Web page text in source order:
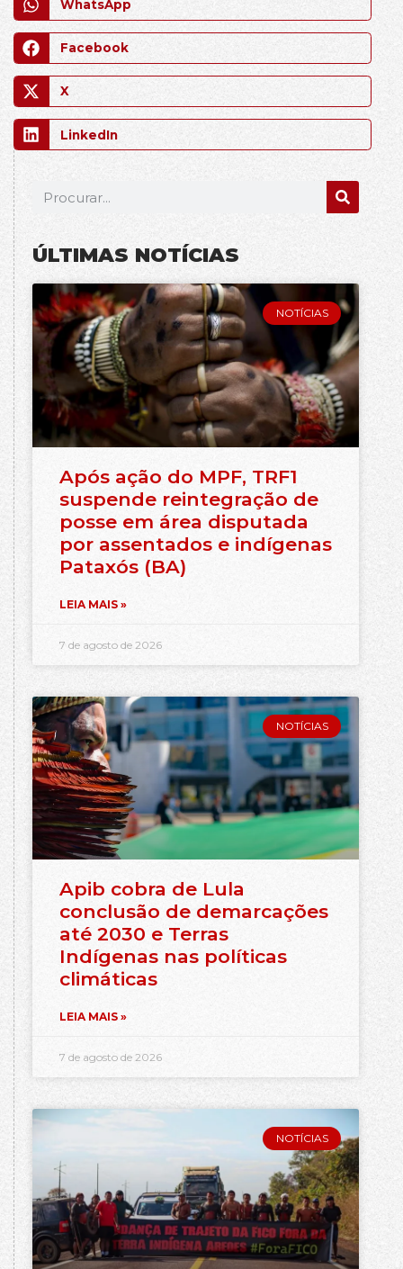
WhatsApp
Facebook
X
LinkedIn
ÚLTIMAS NOTÍCIAS
NOTÍCIAS
Após ação do MPF, TRF1
suspende reintegração de
posse em área disputada
por assentados e indígenas
Pataxós (BA)
LEIA MAIS »
7 de agosto de 2026
NOTÍCIAS
Apib cobra de Lula
conclusão de demarcações
até 2030 e Terras
Indígenas nas políticas
climáticas
LEIA MAIS »
7 de agosto de 2026
NOTÍCIAS